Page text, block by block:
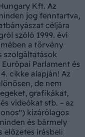
Kft. Az
jog fenntartva,
céljára
szóló 1999. évi
a törvény
szolgáltatások
Parlament és
cikke alapján! Az
de nem
grafikákat,
videókat stb. – az
kizárólagos
és bármely
előzetes írásbeli